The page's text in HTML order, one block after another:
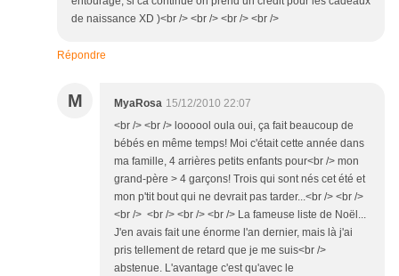
de naissance XD )<br /> <br /> <br /> <br />
Répondre
M MyaRosa 15/12/2010 22:07
<br /> <br /> loooool oula oui, ça fait beaucoup de
bébés en même temps! Moi c'était cette année dans
ma famille, 4 arrières petits enfants pour<br /> mon
grand-père > 4 garçons! Trois qui sont nés cet été et
mon p'tit bout qui ne devrait pas tarder...<br /> <br />
<br /> <br /> <br /> <br /> La fameuse liste de Noël...
J'en avais fait une énorme l'an dernier, mais là j'ai
pris tellement de retard que je me suis<br />
abstenue. L'avantage c'est qu'avec le